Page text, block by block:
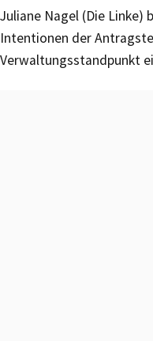
Juliane Nagel (Die Linke)
Intentionen der
Verwaltungsstandpunkt